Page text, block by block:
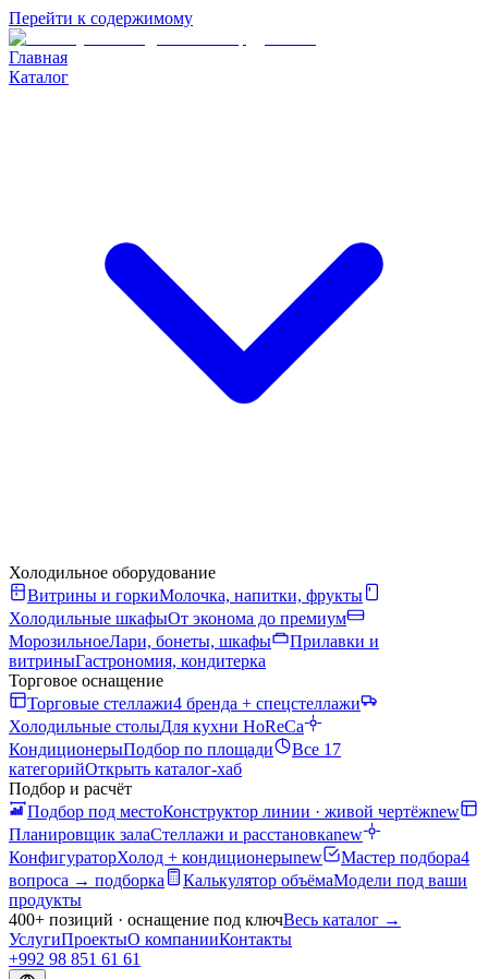
Перейти к содержимому
Главная
Каталог
Холодильное оборудование
Витрины и горкиМолочка, напитки, фрукты
Холодильные шкафыОт эконома до премиум
МорозильноеЛари, бонеты, шкафы
Прилавки и
витриныГастрономия, кондитерка
Торговое оснащение
Торговые стеллажи4 бренда + спецстеллажи
Холодильные столыДля кухни HoReCa
КондиционерыПодбор по площади
Все 17
категорийОткрыть каталог-хаб
Подбор и расчёт
Подбор под местоКонструктор линии · живой чертёжnew
Планировщик залаСтеллажи и расстановкаnew
КонфигураторХолод + кондиционерыnew Мастер подбора4
вопроса → подборка
Калькулятор объёмаМодели под ваши
продукты
400+ позиций · оснащение под ключВесь каталог →
УслугиПроектыО компанииКонтакты
+992 98 851 61 61